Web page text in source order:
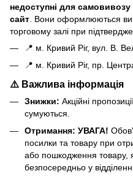
недоступні для
сайт . Вони оформлюються
торговому залі при
📍 м. Кривий Ріг, вул. В.
📍 м. Кривий Ріг, пр.
⚠️ Важлива інформація
Знижки: Акційні
сумуються.
Отримання: УВАГА!
посилки та товару при
або пошкодження товару,
безпосередньо у